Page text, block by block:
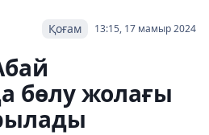
13:15, 17 мамыр 2024
Қоғам
бөлу жолағы